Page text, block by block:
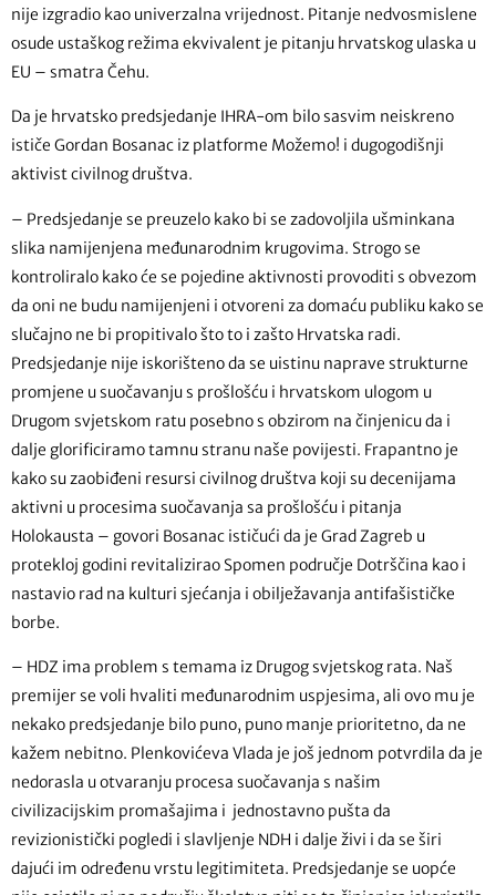
nije izgradio kao univerzalna vrijednost. Pitanje nedvosmislene
osude ustaškog režima ekvivalent je pitanju hrvatskog ulaska u
EU – smatra Čehu.
Da je hrvatsko predsjedanje IHRA-om bilo sasvim neiskreno
ističe Gordan Bosanac iz platforme Možemo! i dugogodišnji
aktivist civilnog društva.
– Predsjedanje se preuzelo kako bi se zadovoljila ušminkana
slika namijenjena međunarodnim krugovima. Strogo se
kontroliralo kako će se pojedine aktivnosti provoditi s obvezom
da oni ne budu namijenjeni i otvoreni za domaću publiku kako se
slučajno ne bi propitivalo što to i zašto Hrvatska radi.
Predsjedanje nije iskorišteno da se uistinu naprave strukturne
promjene u suočavanju s prošlošću i hrvatskom ulogom u
Drugom svjetskom ratu posebno s obzirom na činjenicu da i
dalje glorificiramo tamnu stranu naše povijesti. Frapantno je
kako su zaobiđeni resursi civilnog društva koji su decenijama
aktivni u procesima suočavanja sa prošlošću i pitanja
Holokausta – govori Bosanac ističući da je Grad Zagreb u
protekloj godini revitalizirao Spomen područje Dotrščina kao i
nastavio rad na kulturi sjećanja i obilježavanja antifašističke
borbe.
– HDZ ima problem s temama iz Drugog svjetskog rata. Naš
premijer se voli hvaliti međunarodnim uspjesima, ali ovo mu je
nekako predsjedanje bilo puno, puno manje prioritetno, da ne
kažem nebitno. Plenkovićeva Vlada je još jednom potvrdila da je
nedorasla u otvaranju procesa suočavanja s našim
civilizacijskim promašajima i jednostavno pušta da
revizionistički pogledi i slavljenje NDH i dalje živi i da se širi
dajući im određenu vrstu legitimiteta. Predsjedanje se uopće